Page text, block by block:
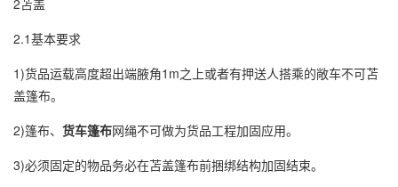
2苫盖
2.1基本要求
1)货品运载高度超出端腋角1m之上或者有押送人搭乘的敞车不可苫
盖篷布。
2)篷布、 货车篷布网绳不可做为货品工程加固应用。
3)必须固定的物品务必在苫盖篷布前捆绑结构加固结束。